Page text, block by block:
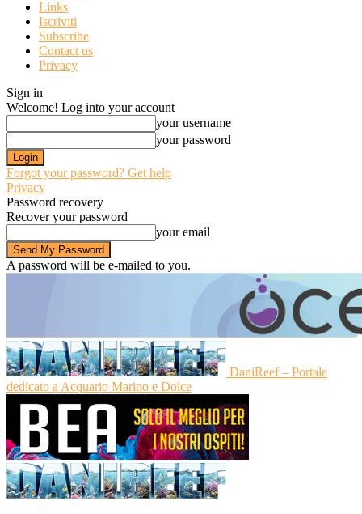
Links
Iscriviti
Subscribe
Contact us
Privacy
Sign in
Welcome! Log into your account
your username
your password
Forgot your password? Get help
Privacy
Password recovery
Recover your password
your email
A password will be e-mailed to you.
DaniReef – Portale
dedicato a Acquario Marino e Dolce